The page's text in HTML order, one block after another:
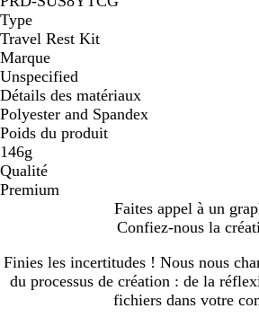
Type
Travel Rest Kit
Marque
Unspecified
Détails des matériaux
Polyester and Spandex
Poids du produit
146g
Qualité
Premium
Faites appel à un
Confiez-nous la
Finies les incertitudes ! Nous nous
du processus de création : de la
fichiers dans votre